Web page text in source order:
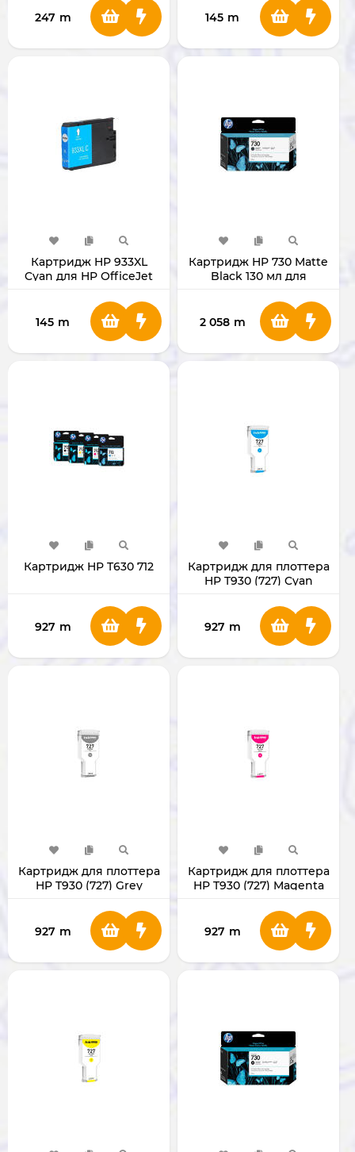
247 m
145 m
Картридж HP 933XL
Cyan для HP OfficeJet
6600, 6700
145 m
Картридж HP 730 Matte
Black 130 мл для
T1700
2 058 m
Картридж HP T630 712
927 m
Картридж для плоттера
HP T930 (727) Cyan
927 m
Картридж для плоттера
HP T930 (727) Grey
927 m
Картридж для плоттера
HP T930 (727) Magenta
927 m